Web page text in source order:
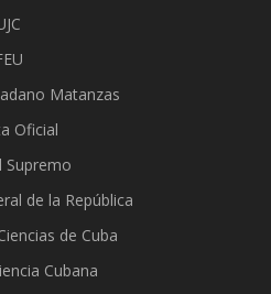
Matanzas
Oficial
Supremo
de la República
de Cuba
Cubana